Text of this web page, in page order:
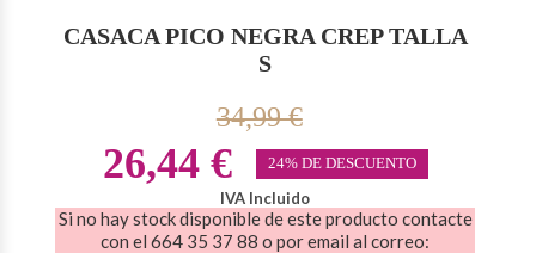
CASACA PICO NEGRA CREP TALLA
S
34,99 €
26,44 € 24% DE DESCUENTO
IVA Incluido
Si no hay stock disponible de este producto contacte
con el 664 35 37 88 o por email al correo: